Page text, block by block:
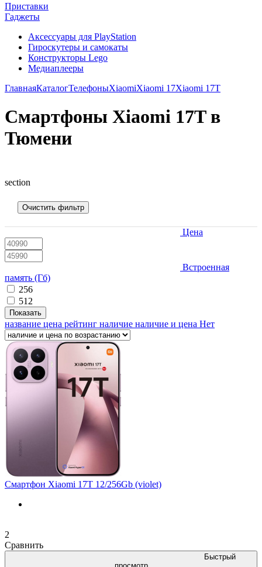
Приставки
Гаджеты
Аксессуары для PlayStation
Гироскутеры и самокаты
Конструкторы Lego
Медиаплееры
ГлавнаяКаталогТелефоныXiaomiXiaomi 17Xiaomi 17T
Смартфоны Xiaomi 17T в
Тюмени
section
Очистить фильтр
Цена
Встроенная
память (Гб)
256
512
Показать
название цена рейтинг наличие наличие и цена Нет
Смартфон Xiaomi 17T 12/256Gb (violet)
2
Сравнить
Быстрый